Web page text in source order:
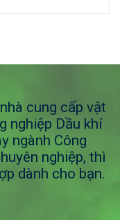
cung cấp vật
nghiệp Dầu khí
ngành Công
nghiệp, thì
dành cho bạn.